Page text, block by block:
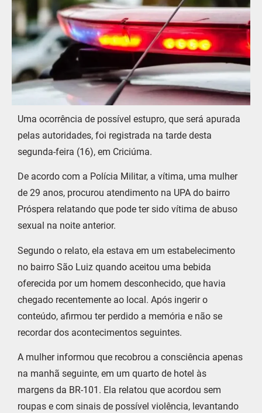
Uma ocorrência de possível estupro, que será apurada
pelas autoridades, foi registrada na tarde desta
segunda-feira (16), em Criciúma.
De acordo com a Polícia Militar, a vítima, uma mulher
de 29 anos, procurou atendimento na UPA do bairro
Próspera relatando que pode ter sido vítima de abuso
sexual na noite anterior.
Segundo o relato, ela estava em um estabelecimento
no bairro São Luiz quando aceitou uma bebida
oferecida por um homem desconhecido, que havia
chegado recentemente ao local. Após ingerir o
conteúdo, afirmou ter perdido a memória e não se
recordar dos acontecimentos seguintes.
A mulher informou que recobrou a consciência apenas
na manhã seguinte, em um quarto de hotel às
margens da BR-101. Ela relatou que acordou sem
roupas e com sinais de possível violência, levantando